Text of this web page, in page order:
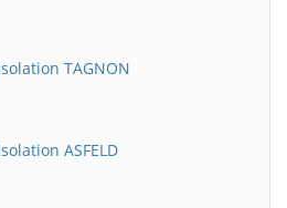
TAGNON
ASFELD